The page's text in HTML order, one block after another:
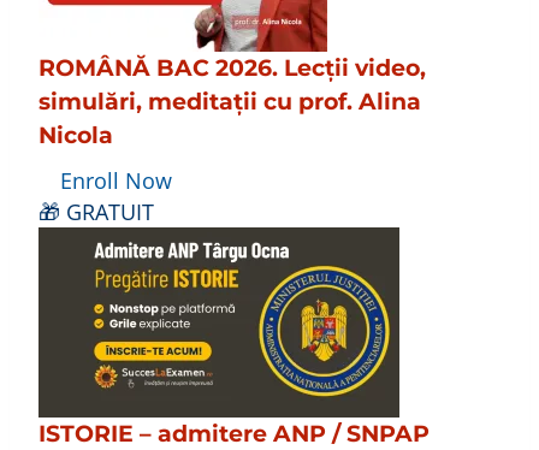
ROMÂNĂ BAC 2026. Lecții video,
simulări, meditații cu prof. Alina
Nicola
Enroll Now
🎁 GRATUIT
ISTORIE – admitere ANP / SNPAP